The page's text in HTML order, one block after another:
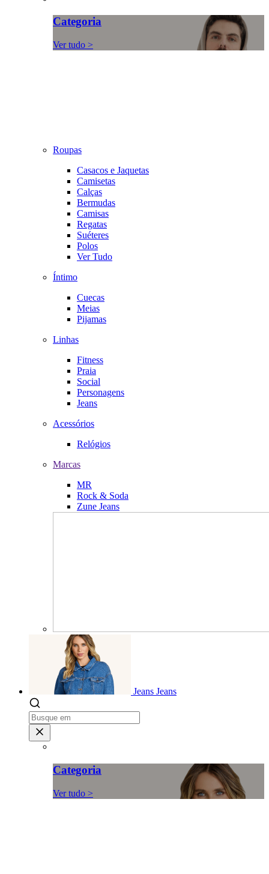
Categoria
Ver tudo >
Roupas
Casacos e Jaquetas
Camisetas
Calças
Bermudas
Camisas
Regatas
Suéteres
Polos
Ver Tudo
Íntimo
Cuecas
Meias
Pijamas
Linhas
Fitness
Praia
Social
Personagens
Jeans
Acessórios
Relógios
Marcas
MR
Rock & Soda
Zune Jeans
Jeans Jeans
Categoria
Ver tudo >